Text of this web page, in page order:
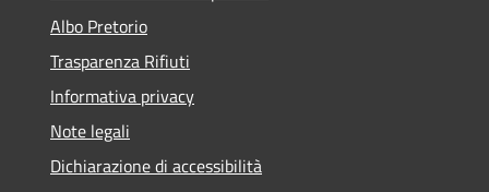
Albo Pretorio
Trasparenza Rifiuti
Informativa privacy
Note legali
Dichiarazione di accessibilità